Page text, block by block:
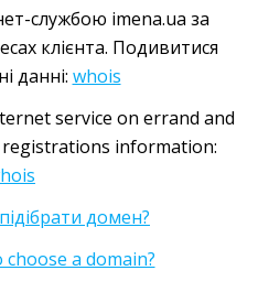
службою imena.ua за
клієнта. Подивитися
данні: whois
service on errand and
information:
домен?
a domain?